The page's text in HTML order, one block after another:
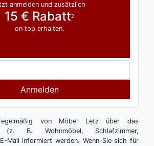
anmelden und zusätzlich
15 € Rabatt2
on top erhalten.
Anmelden
von Möbel Letz über das
(z. B. Wohnmöbel, Schlafzimmer,
Mail informiert werden. Wenn Sie sich für